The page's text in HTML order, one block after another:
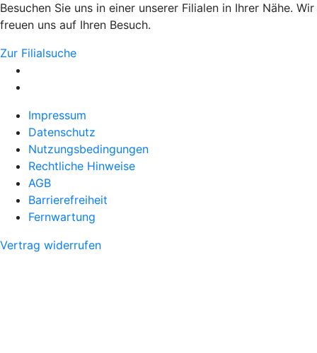
Besuchen Sie uns in einer unserer Filialen in Ihrer Nähe. Wir
freuen uns auf Ihren Besuch.
Zur Filialsuche
Impressum
Datenschutz
Nutzungsbedingungen
Rechtliche Hinweise
AGB
Barrierefreiheit
Fernwartung
Vertrag widerrufen